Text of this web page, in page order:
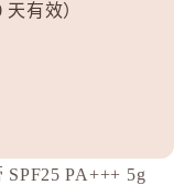
FANCL
有效）
PA+++ 5g